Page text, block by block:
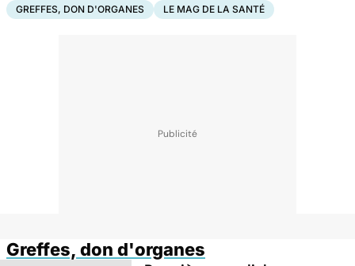
GREFFES, DON D'ORGANES LE MAG DE LA SANTÉ
Greffes, don d'organes